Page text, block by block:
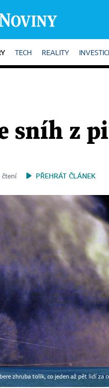
TECH REALITY
sníh z
čtení PŘEHRÁT ČLÁNEK
zhruba tolik, co jeden až pět lidí za